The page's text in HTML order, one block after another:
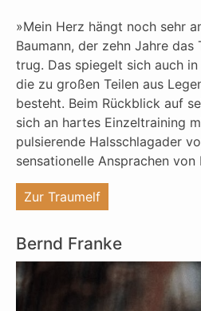
»Mein Herz hängt noch sehr
Baumann, der zehn Jahre
trug. Das spiegelt sich auch
die zu großen Teilen aus
besteht. Beim Rückblick auf
sich an hartes Einzeltraining
pulsierende Halsschlagader
sensationelle Ansprachen von
Zur Traumelf"%s"
Bernd Franke